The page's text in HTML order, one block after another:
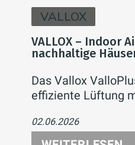
VALLOX
VALLOX – Indoor
nachhaltige
Das Vallox
effiziente Lüftung
einfache
maximalen
02.06.2026